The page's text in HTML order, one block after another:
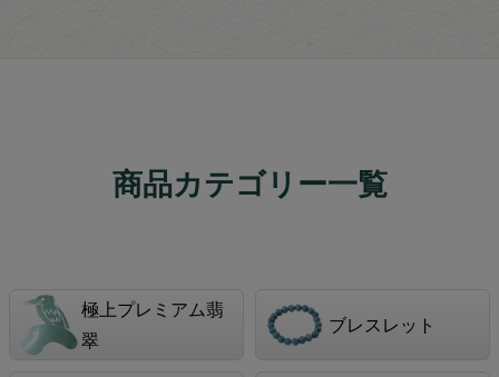
商品カテゴリー一覧
極上プレミアム翡
翠
ブレスレット